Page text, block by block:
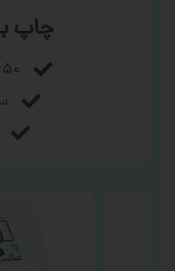
چاپ
۵۰+ محصول قابل چاپ